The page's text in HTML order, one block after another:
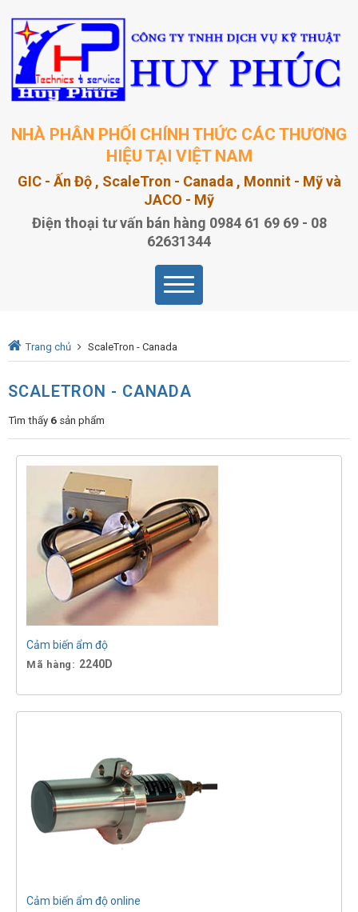
NHÀ PHÂN PHỐI CHÍNH THỨC CÁC THƯƠNG
HIỆU TẠI VIỆT NAM
GIC - Ấn Độ , ScaleTron - Canada , Monnit - Mỹ và
JACO - Mỹ
Điện thoại tư vấn bán hàng 0984 61 69 69 - 08
62631344
Trang chủ ScaleTron - Canada
SCALETRON - CANADA
Tìm thấy 6 sản phẩm
Cảm biến ẩm độ
Mã hàng: 2240D
Cảm biến ẩm độ online